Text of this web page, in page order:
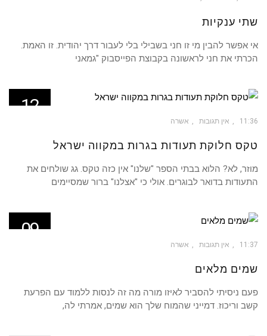
שתי ענקיות
אי אפשר להבין מי זו חני בשבילי בלי לעבור דרך יהודית. זו האמת.
הכרתי את חני לראשונה בקבוצת הפייסבוק "גמאני
12
11:36 אין תגובות אשרה
טקס חלוקת תעודות בגרות במקווה ישראל
מוזר, לא? הלוא בבתי הספר "שלנו" אין כזה טקס. גג שולחים את
התעודות בדואר לבוגרים. אולי כי "אצלנו" ברור שמסיימים
09
11:37 אין תגובות אשרה
שמים מלאים
פעם ניסיתי להסביר לאיזו מורה מה זה לנסות ללמוד עם הפרעת
קשב וריכוז. דמייני שהמוח שלך הוא שמים, אמרתי לה,